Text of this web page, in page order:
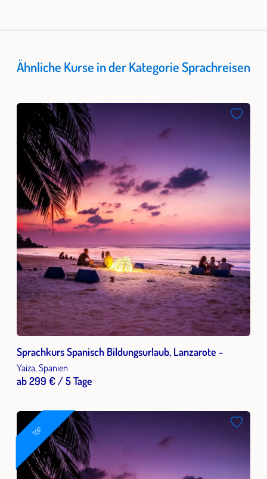
Ähnliche Kurse in der Kategorie Sprachreisen
Sprachkurs Spanisch Bildungsurlaub, Lanzarote -
Yaiza, Spanien
ab 299 € / 5 Tage
TOP